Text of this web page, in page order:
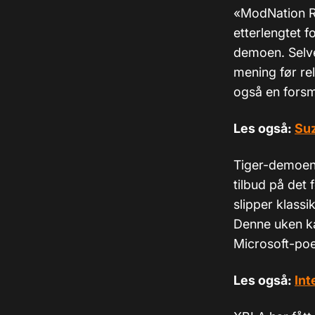
«ModNation
etterlengtet
demoen.
mening før
også en
Les også:
Tiger-
tilbud på det
slipper
Denne uken
Microsoft-
Les også: